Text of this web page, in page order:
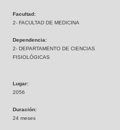
Facultad:
2- FACULTAD DE MEDICINA
Dependencia:
2- DEPARTAMENTO DE CIENCIAS
FISIOLÓGICAS
Lugar:
2056
Duración:
24 meses